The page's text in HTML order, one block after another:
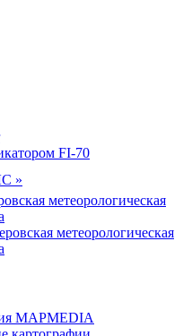
FI-70
»
метеорологическая
метеорологическая
MAPMEDIA